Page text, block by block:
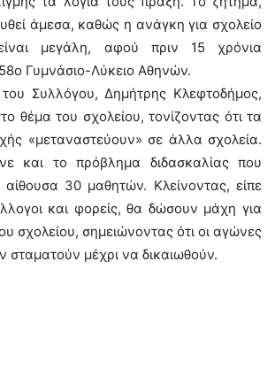
άμεσα, καθώς η ανάγκη για σχολείο
μεγάλη, αφού πριν 15 χρόνια
Γυμνάσιο-Λύκειο Αθηνών.
Συλλόγου, Δημήτρης Κλεφτοδήμος,
θέμα του σχολείου, τονίζοντας ότι τα
«μεταναστεύουν» σε άλλα σχολεία.
και το πρόβλημα διδασκαλίας που
αίθουσα 30 μαθητών. Κλείνοντας, είπε
και φορείς, θα δώσουν μάχη για
σχολείου, σημειώνοντας ότι οι αγώνες
σταματούν μέχρι να δικαιωθούν.